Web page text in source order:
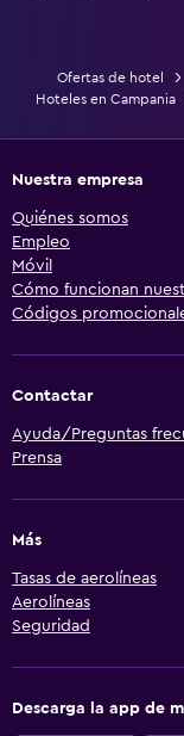
Ofertas de hotel
Hoteles en Campania
Nuestra empresa
Quiénes somos
Empleo
Móvil
Cómo funcionan
Códigos
Contactar
Ayuda/Preguntas
Prensa
Más
Tasas de aerolíneas
Aerolíneas
Seguridad
Descarga la app de